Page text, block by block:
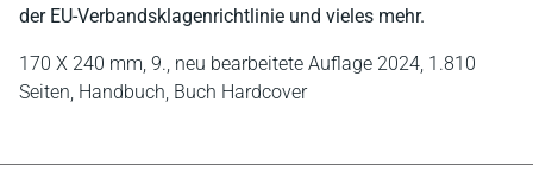
der EU-Verbandsklagenrichtlinie und vieles mehr.
170 X 240 mm, 9., neu bearbeitete Auflage 2024, 1.810
Seiten, Handbuch, Buch Hardcover